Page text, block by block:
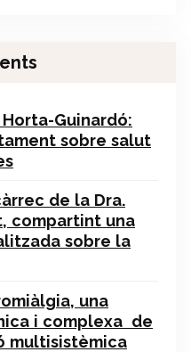
Horta-Guinardó:
sobre salut
de la Dra.
compartint una
sobre la
una
i complexa de
multisistèmica